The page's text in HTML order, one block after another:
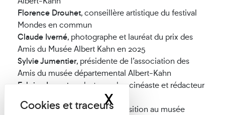
Florence Drouhet, conseillère artistique du festival
Mondes en commun
Claude Iverné, photographe et lauréat du prix des
Amis du Musée Albert Kahn en 2025
Sylvie Jumentier, présidente de l’association des
Amis du musée départemental Albert-Kahn
Fabrice Laroche
, photographe, cinéaste et rédacteur
en chef de Fisheye magazine
Clément Poché , chargé d’exposition au musée
XMasquer le